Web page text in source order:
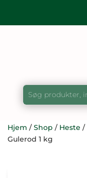
Hjem /Shop / Heste /
Gulerod 1 kg